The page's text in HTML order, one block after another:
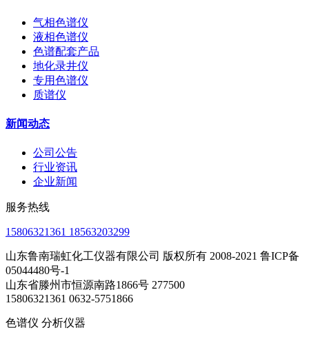
气相色谱仪
液相色谱仪
色谱配套产品
地化录井仪
专用色谱仪
质谱仪
新闻动态
公司公告
行业资讯
企业新闻
服务热线
15806321361 18563203299
山东鲁南瑞虹化工仪器有限公司 版权所有 2008-2021 鲁ICP备
05044480号-1
山东省滕州市恒源南路1866号 277500
15806321361 0632-5751866
色谱仪 分析仪器